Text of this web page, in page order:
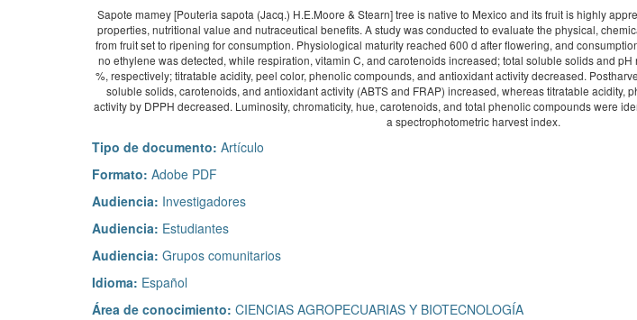
Sapote mamey [Pouteria sapota (Jacq.) H.E.Moore & Stearn] tree is native to Mexico and its fruit is highly
properties, nutritional value and nutraceutical benefits. A study was conducted to evaluate the physical,
from fruit set to ripening for consumption. Physiological maturity reached 600 d after flowering, and
no ethylene was detected, while respiration, vitamin C, and carotenoids increased; total soluble solids and
%, respectively; titratable acidity, peel color, phenolic compounds, and antioxidant activity decreased.
soluble solids, carotenoids, and antioxidant activity (ABTS and FRAP) increased, whereas titratable acidity,
activity by DPPH decreased. Luminosity, chromaticity, hue, carotenoids, and total phenolic compounds were
a spectrophotometric harvest index.
Tipo de documento: Artículo
Formato: Adobe PDF
Audiencia: Investigadores
Audiencia: Estudiantes
Audiencia: Grupos comunitarios
Idioma: Español
Área de conocimiento: CIENCIAS AGROPECUARIAS Y BIOTECNOLOGÍA